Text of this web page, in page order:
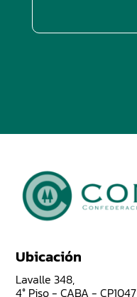
Ubicación
Lavalle 348,
4° Piso - CABA - CP1047